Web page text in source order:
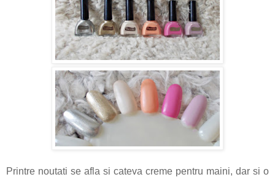
Printre noutati se afla si cateva creme pentru maini, dar si o